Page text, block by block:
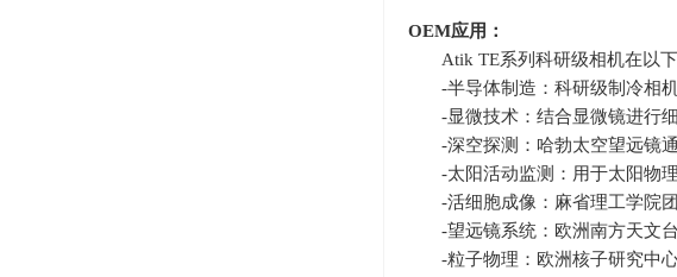
OEM应用：
Atik TE系列科研级相机在以
-半导体制造：科研级制冷相
-显微技术：结合显微镜进行
-深空探测：哈勃太空望远镜
-太阳活动监测：用于太阳物
-活细胞成像：麻省理工学院
-望远镜系统：欧洲南方天文
-粒子物理：欧洲核子研究中